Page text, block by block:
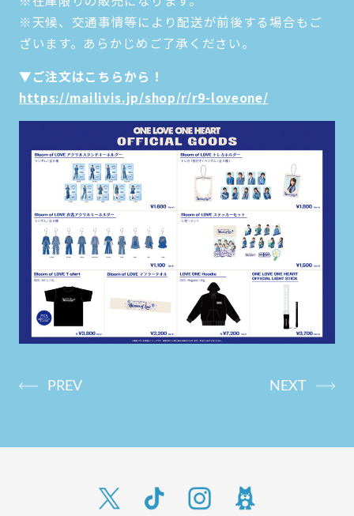
※天候、交通事情等により配送が前後する場合もご
ざいます。あらかじめご了承ください。
▼ご注文はこちらから！
https://mailivis.jp/shop/r/r9-loveone/
PREV NEXT